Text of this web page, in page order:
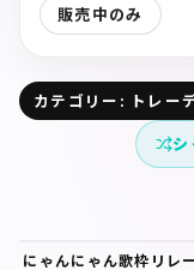
販売中のみ
カテゴリー: トレー
シ
にゃんにゃん歌枠リレ